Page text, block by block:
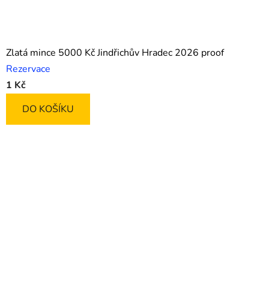
Zlatá mince 5000 Kč Jindřichův Hradec 2026 proof
Rezervace
1 Kč
DO KOŠÍKU